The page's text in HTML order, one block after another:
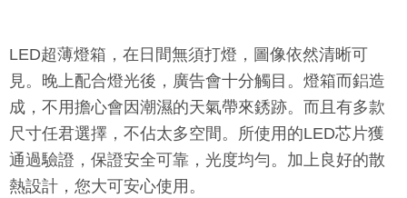
LED超薄燈箱，在日間無須打燈，圖像依然清晰可
見。晚上配合燈光後，廣告會十分觸目。燈箱而鋁造
成，不用擔心會因潮濕的天氣帶來銹跡。而且有多款
尺寸任君選擇，不佔太多空間。所使用的LED芯片獲
通過驗證，保證安全可靠，光度均勻。加上良好的散
熱設計，您大可安心使用。